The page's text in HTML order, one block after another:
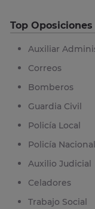
Top Oposiciones
Auxiliar
Correos
Bomberos
Guardia Civil
Policía Local
Policía Nacional
Auxilio Judicial
Celadores
Trabajo Social